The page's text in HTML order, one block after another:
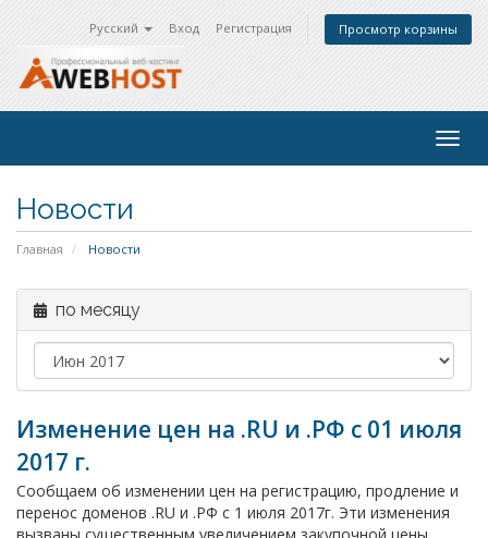
Русский Вход Регистрация Просмотр корзины
Новости
Главная Новости
по месяцу
Изменение цен на .RU и .РФ с 01 июля
2017 г.
Сообщаем об изменении цен на регистрацию, продление и
перенос доменов .RU и .РФ с 1 июля 2017г. Эти изменения